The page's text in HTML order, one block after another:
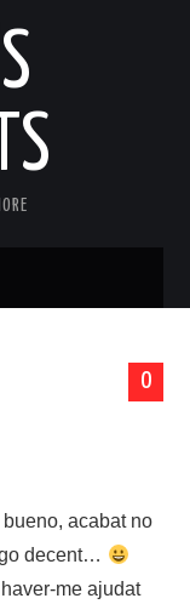
0
acabat no
decent…
me ajudat